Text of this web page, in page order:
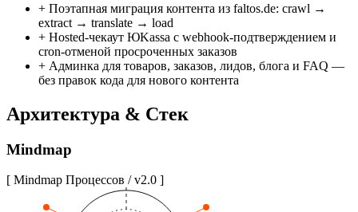
+ Поэтапная миграция контента из faltos.de: crawl →
extract → translate → load
+ Hosted-чекаут ЮKassa с webhook-подтверждением и
cron-отменой просроченных заказов
+ Админка для товаров, заказов, лидов, блога и FAQ —
без правок кода для нового контента
Архитектура & Стек
Mindmap
[ Mindmap Процессов / v2.0 ]